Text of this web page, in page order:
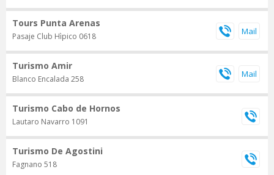
Tours Punta Arenas
Pasaje Club Hìpico 0618
Turismo Amir
Blanco Encalada 258
Turismo Cabo de Hornos
Lautaro Navarro 1091
Turismo De Agostini
Fagnano 518